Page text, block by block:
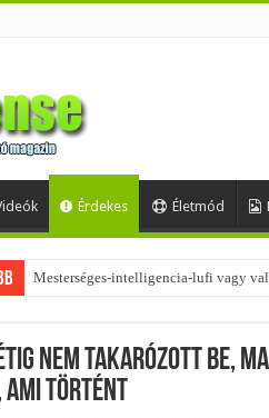
Érdekes Életmód
Mesterséges-intelligencia-lufi vagy
Az övtáskák továbbra is trendik –
nem takarózott be,
történt